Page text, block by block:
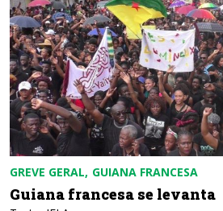
GREVE GERAL GUIANA FRANCESA
Guiana francesa se levanta